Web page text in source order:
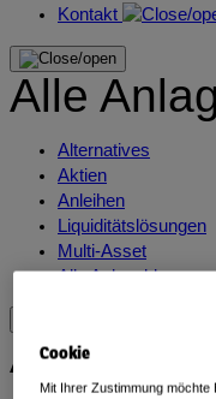
Kontakt
Alle
Alternatives
Aktien
Anleihen
Liquiditätslösungen
Multi-Asset
Alle Anlageklassen
Alle ETFs
Cookie
Mit Ihrer Zustimmung